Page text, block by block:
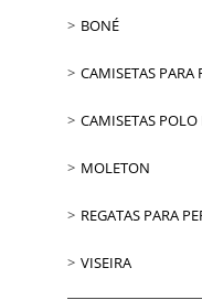
BONÉ
CAMISETAS PARA
CAMISETAS
MOLETON
REGATAS PARA
VISEIRA